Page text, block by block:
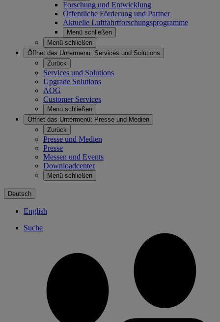
Forschung und Entwicklung
Öffentliche Förderung und Partner
Aktuelle Luftfahrtforschungsprogramme
Menü schließen
Menü schließen
Öffnet das Untermenü: Services und Solutions
Zurück
Services und Solutions
Upgrade Solutions
AOG
Customer Services
Menü schließen
Öffnet das Untermenü: Presse und Medien
Zurück
Presse und Medien
Presse
Messen und Events
Downloadcenter
Menü schließen
Deutsch
English
Suche